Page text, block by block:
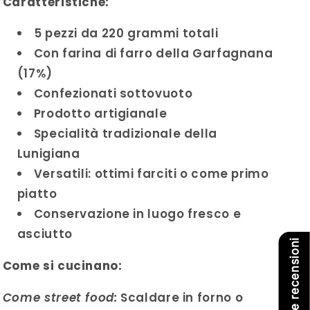
5 pezzi da 220 grammi totali
Con farina di farro della Garfagnana
(17%)
Confezionati sottovuoto
Prodotto artigianale
Specialità tradizionale della
Lunigiana
Versatili: ottimi farciti o come primo
piatto
Conservazione in luogo fresco e
asciutto
Come si cucinano:
Come street food: Scaldare in forno o